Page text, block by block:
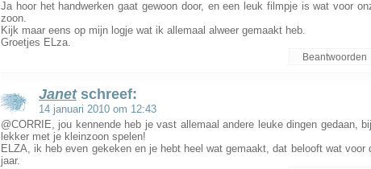
Ja hoor het handwerken gaat gewoon door, en een leuk filmpje is wat voor
zoon.
Kijk maar eens op mijn logje wat ik allemaal alweer gemaakt heb.
Groetjes ELza.
Beantwoorden
Janet schreef:
14 januari 2010 om 12:43
@CORRIE, jou kennende heb je vast allemaal andere leuke dingen gedaan,
lekker met je kleinzoon spelen!
ELZA, ik heb even gekeken en je hebt heel wat gemaakt, dat belooft wat voor
jaar.